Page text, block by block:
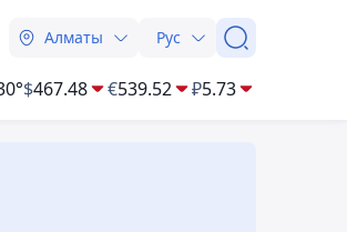
Алматы Рус
$467.48 €539.52 ₽5.73